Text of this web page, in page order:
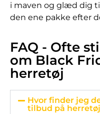
i maven og glæd dig
den ene pakke efter
FAQ - Ofte
om Black
herretøj
Hvor finder jeg
tilbud på herretøj